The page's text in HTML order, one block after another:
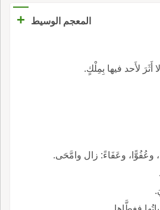
المعجم الوسيط +
وعُفُوًّا، وعَفَاءً: زال وامَّحَى.